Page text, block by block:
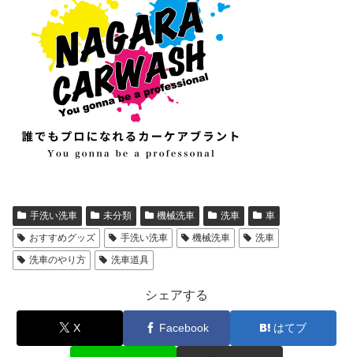
手洗い洗車 未分類 機械洗車 洗車
車
おすすめグッズ
手洗い洗車 機械洗車
洗車
洗車のやり方
洗車道具
シェアする
X Facebook はてブ